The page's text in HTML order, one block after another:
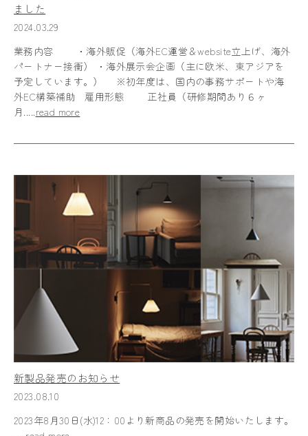
ました
2024.03.29
業務内容 ・海外販促（海外EC運営＆website立上げ、海外
パートナー接衝） ・海外展示会企画（主に欧米、東アジアを
予定しています。） ※初年度は、国内の事務サポートや海
外EC構築補助 雇用形態 正社員（研修期間あり６ヶ
月.....read more
新製品発売のお知らせ
2023.08.10
2023年8月30日(水)12：00より新商品の発売を開始いたします。